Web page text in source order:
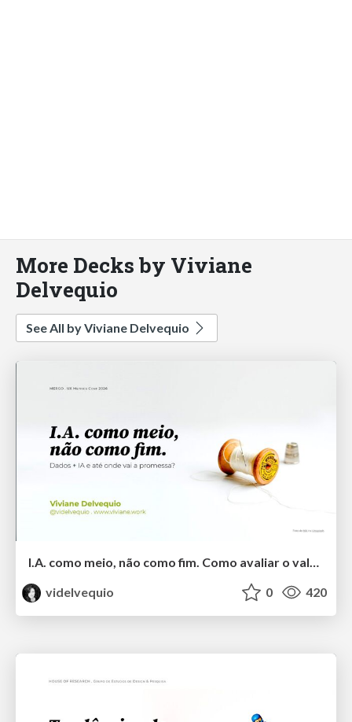
More Decks by Viviane
Delvequio
See All by Viviane Delvequio
I.A. como meio, não como fim. Como avaliar o valor entregue?
videlvequio
0 420